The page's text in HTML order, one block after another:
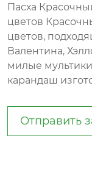
Пасха
цветов
цветов,
Валентина,
милые
карандаш
Отправить